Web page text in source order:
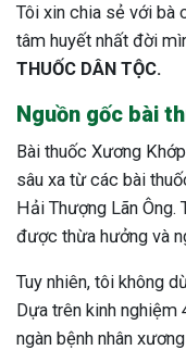
Tôi xin chia sẻ với bà
tâm huyết nhất đời
THUỐC DÂN TỘC.
Nguồn gốc bài
Bài thuốc Xương
sâu xa từ các bài
Hải Thượng Lãn Ông.
được thừa hưởng và
Tuy nhiên, tôi không
Dựa trên kinh
ngàn bệnh nhân